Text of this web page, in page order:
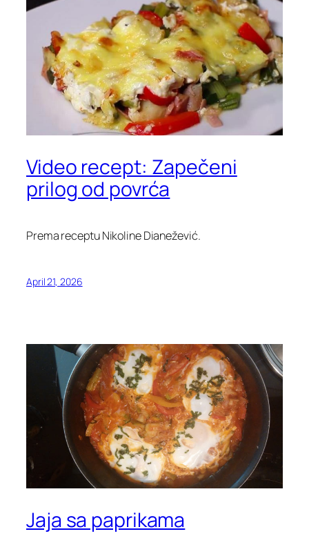
Video recept: Zapečeni
prilog od povrća
Prema receptu Nikoline Dianežević.
April 21, 2026
Jaja sa paprikama